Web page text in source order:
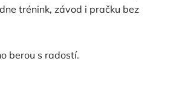
trénink, závod i pračku bez
berou s radostí.